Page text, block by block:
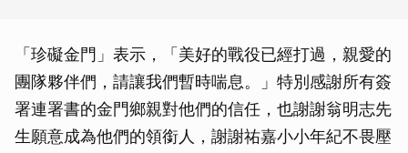
「珍礙金門」表示，「美好的戰役已經打過，親愛的
團隊夥伴們，請讓我們暫時喘息。」特別感謝所有簽
署連署書的金門鄉親對他們的信任，也謝謝翁明志先
生願意成為他們的領銜人，謝謝祐嘉小小年紀不畏壓